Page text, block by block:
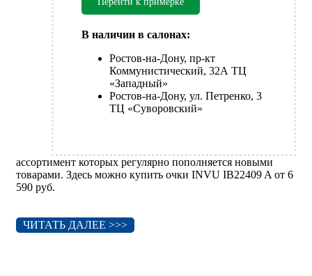
В наличии в салонах:
Ростов-на-Дону, пр-кт
Коммунистический, 32А ТЦ
«Западный»
Ростов-на-Дону, ул. Петренко, 3
ТЦ «Суворовский»
ассортимент которых регулярно пополняется новыми
товарами. Здесь можно купить очки INVU IB22409 A от 6
590 руб.
ЧИТАТЬ ДАЛЕЕ >>>